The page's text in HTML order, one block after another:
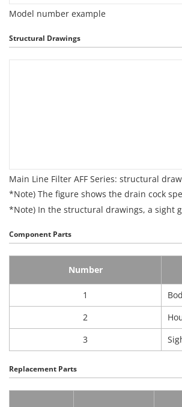
Model number example
Structural Drawings
Main Line Filter AFF Series: structural
*Note) The figure shows the drain cock
*Note) In the structural drawings, a sight
Component Parts
Number
1
2
3
Replacement Parts